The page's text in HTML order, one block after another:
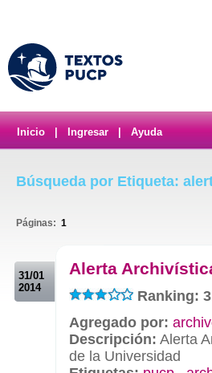
Inicio Ingresar Ayuda
Búsqueda por Etiqueta:
Páginas: 1
31/01
2014
Alerta
Ranking:
Agregado por:
Descripción: Alerta
de la Universidad